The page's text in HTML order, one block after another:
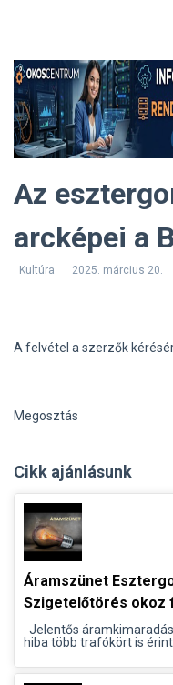
Az
arcképei a
Kultúra 2025. március 20.
A felvétel a szerzők
Megosztás
Cikk ajánlásunk
Áramszünet
Szigetelőtörés okoz
Jelentős
hiba több trafókört is érint...